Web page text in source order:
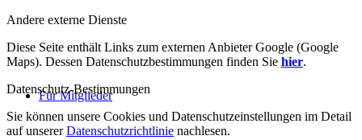
Für Mitglieder
Andere externe Dienste
Diese Seite enthält Links zum externen Anbieter Google (Google
Maps). Dessen Datenschutzbestimmungen finden Sie hier.
Datenschutz-Bestimmungen
Sie können unsere Cookies und Datenschutzeinstellungen im Detail
auf unsererDatenschutzrichtlinie nachlesen.